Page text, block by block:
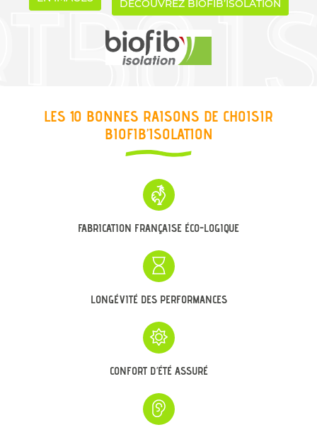
Accueil
- Surélévation
DÉCOUVREZ BIOFIB’ISOLATION
LES 10 BONNES RAISONS DE CHOISIR
BIOFIB’ISOLATION
FABRICATION FRANÇAISE ÉCO-LOGIQUE
LONGÉVITÉ DES PERFORMANCES
CONFORT D’ÉTÉ ASSURÉ